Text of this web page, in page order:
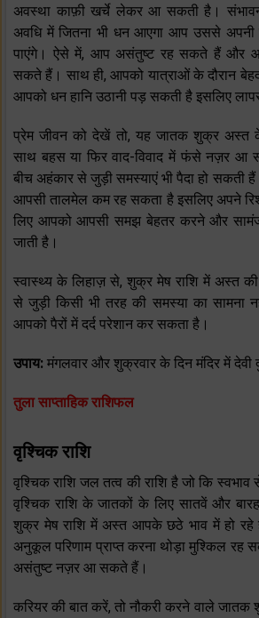
अवस्था काफ़ी खर्चे लेकर आ सकती है।
अवधि में जितना भी धन आएगा आप उससे अपनी
पाएंगे। ऐसे में, आप असंतुष्ट रह सकते हैं और
सकते हैं। साथ ही, आपको यात्राओं के दौरान बेहद
आपको धन हानि उठानी पड़ सकती है इसलिए
प्रेम जीवन को देखें तो, यह जातक शुक्र अस्त के
साथ बहस या फिर वाद-विवाद में फंसे नज़र
बीच अहंकार से जुड़ी समस्याएं भी पैदा हो सकती
आपसी तालमेल कम रह सकता है इसलिए अपने
लिए आपको आपसी समझ बेहतर करने और
जाती है।
स्वास्थ्य के लिहाज़ से, शुक्र मेष राशि में अस्त
से जुड़ी किसी भी तरह की समस्या का सामना
आपको पैरों में दर्द परेशान कर सकता है।
उपाय: मंगलवार और शुक्रवार के दिन मंदिर में देवी
तुला साप्ताहिक राशिफल
वृश्चिक राशि
वृश्चिक राशि जल तत्व की राशि है जो कि
वृश्चिक राशि के जातकों के लिए सातवें और
शुक्र मेष राशि में अस्त आपके छठे भाव में हो
अनुकूल परिणाम प्राप्त करना थोड़ा मुश्किल
असंतुष्ट नज़र आ सकते हैं।
करियर की बात करें, तो नौकरी करने वाले